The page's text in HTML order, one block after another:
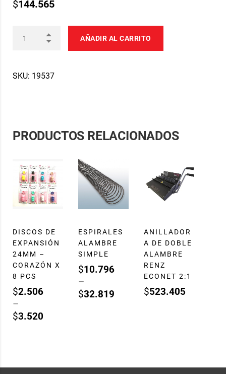
$144.565
AÑADIR AL CARRITO
SKU: 19537
PRODUCTOS RELACIONADOS
DISCOS DE
EXPANSIÓN
24MM –
CORAZÓN X
8 PCS
$2.506
–
$3.520
ESPIRALES
ALAMBRE
SIMPLE
$10.796
–
$32.819
ANILLADOR
A DE DOBLE
ALAMBRE
RENZ
ECONET 2:1
$523.405